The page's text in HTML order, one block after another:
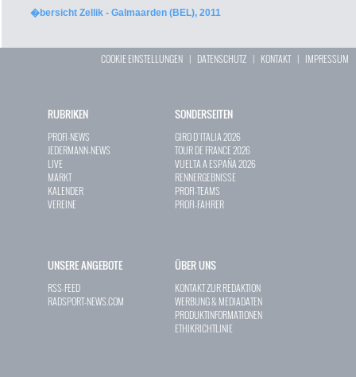
�bersicht Zellik - Galmaarden (BEL), 2011
COOKIE EINSTELLUNGEN | DATENSCHUTZ | KONTAKT| IMPRESSUM
RUBRIKEN
PROFI-NEWS
JEDERMANN-NEWS
LIVE
MARKT
KALENDER
VEREINE
SONDERSEITEN
GIRO D`ITALIA 2026
TOUR DE FRANCE 2026
VUELTA A ESPAÑA 2026
RENNERGEBNISSE
PROFI-TEAMS
PROFI-FAHRER
UNSERE ANGEBOTE
RSS-FEED
RADSPORT-NEWS.COM
ÜBER UNS
KONTAKT ZUR REDAKTION
WERBUNG & MEDIADATEN
PRODUKTINFORMATIONEN
ETHIKRICHTLINIE